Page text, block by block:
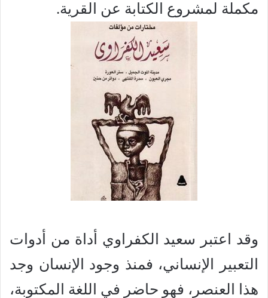
مكملة لمشروع الكتابة عن القرية.
وقد اعتبر سعيد الكفراوي أداة من أدوات
التعبير الإنساني، فمنذ وجود الإنسان وجد
هذا العنصر، فهو حاضر في اللغة المكتوبة،